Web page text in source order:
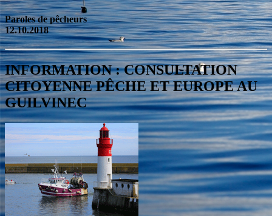
Paroles de pêcheurs
12.10.2018
INFORMATION : CONSULTATION
CITOYENNE PÊCHE ET EUROPE AU
GUILVINEC